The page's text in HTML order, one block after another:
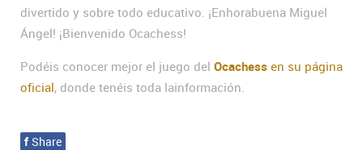
divertido y sobre todo educativo. ¡Enhorabuena Miguel
Ángel! ¡Bienvenido Ocachess!
Podéis conocer mejor el juego del Ocachess en su página
oficial, donde tenéis toda lainformación.
f Share